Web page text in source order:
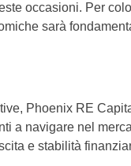
occasioni. Per
sarà
Phoenix RE
a navigare nel
e stabilità